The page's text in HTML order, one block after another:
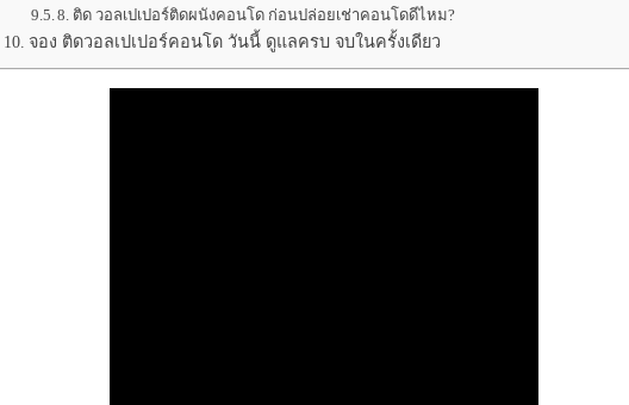
8. ติด วอลเปเปอร์ติดผนังคอนโด ก่อนปล่อยเช่าคอนโดดีไหม?
จอง ติดวอลเปเปอร์คอนโด วันนี้ ดูแลครบ จบในครั้งเดียว